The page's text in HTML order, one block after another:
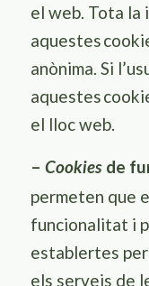
el web. Tota la
aquestes
anònima. Si
aquestes
el lloc web.
– Cookiesde
permeten que
funcionalitat i
establertes
els serveis de